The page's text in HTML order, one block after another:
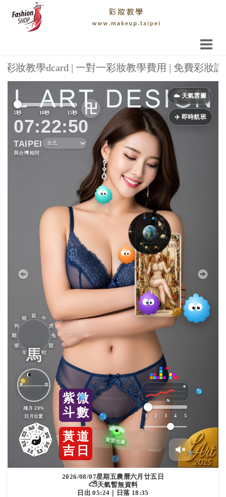
妝教學dcard | 一對一彩妝教學費用 | 免費彩妝
☁️ 天氣雲圖
✈️ 即時航班
紫微
斗數
黃道
吉 日
1 2 3 4 5
5秒 10秒 15秒 卍
07:22:50
TAIPEI
與台灣相同
鼠
牛
虎
兔
龍
蛇
馬
羊
猴
雞
狗
豬
東 西
殘月 28%
日月位置
Previous Next
2026/08/07星期五農曆六月廿五日
⛅天氣暫無資料
日出 05:24｜日落 18:35